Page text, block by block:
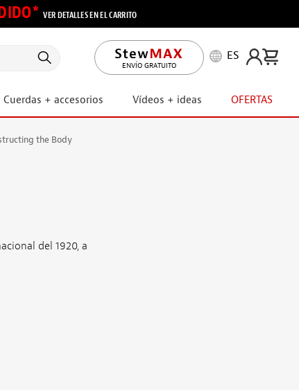
VER DETALLES EN EL CARRITO
ENVÍO GRATUITO
ES
Cuerdas + accesorios Vídeos + ideas OFERTAS
the Body
del 1920, a